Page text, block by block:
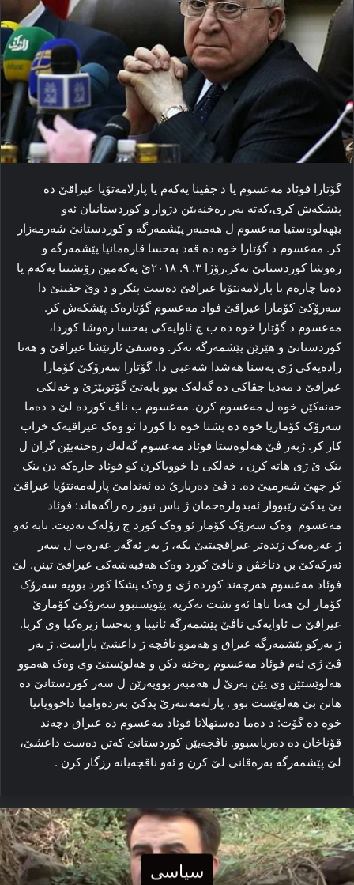
گۆتارا فوئاد مەعسوم یا د جڤینا یەكەم یا پارلامەتۆیا عیراقێ دە
پێشكەش كری،كەتە بەر رەخنەیێن دژوار و كوردستانیان ئەو
بێھەلوەستیا مەعسوم ل ھەمبەر پێشمەرگە و كوردستانێ شەرمەزار
كر. مەعسوم د گۆتارا خوە دە قەد بەحسا قارەمانیا پێشمەرگە و
رەوشا كوردستانێ نەكر.رۆژا ٣. ٩. ٢٠١٨ێ یه‌که‌مین رۆنشتنا یەكەم یا
ده‌ما چاره‌م یا پارلامه‌نتۆیا عیراقێ دەست پێكر و ‌د وێ جڤینێ دا
سه‌رۆکێ کۆمارا عیراقێ فواد مه‌عسوم گۆتاره‌ک پێشکه‌ش کر.
مه‌عسوم د گۆتارا خوه‌ ده‌ ب چ ئاوایه‌کی به‌حسا رەوشا کوردا،
کوردستانێ و هێزێن پێشمه‌رگه‌ نه‌کر. وه‌سفێ ئارتێشا عیراقێ و هه‌تا
راده‌یه‌کی ژی پەسنا هه‌شدا شه‌عبی دا. گۆتارا سه‌رۆکێ کۆمارا
عيراقێ د مه‌دیا جڤاکی ده‌ گه‌له‌ک بوو بابه‌تێ گۆتوبێژێ و خه‌لکی
حه‌نه‌کێن خوه‌ ل مه‌عسوم کرن. مه‌عسوم ب ناڤ کورده‌ لێ د ده‌ما
سه‌رۆک کۆماریا خوه‌ ده‌ پشتا خوه‌ دا کوردا ئو وه‌ک عیراقیه‌ک خراب
کار کر. ژبەر ڤێ هه‌لوه‌ستا فوئاد مه‌عسوم گەلەك رەخنه‌یێن گران ل
ینک ێ ژی هاته‌ کرن ، خه‌لکی دا خوویاکرن کو فوئاد جارەكە دن ینک
کر جهێ شه‌رمیێ ده‌. د ڤێ ده‌ربارێ ده‌ ئه‌ندامێ پارلەمه‌نتۆیا عیراقێ
یێ پدکێ رێبووار ئه‌بدولره‌حمان ژ باس نیوز رە راگه‌هاند: فوئاد
مه‌عسوم ‌ وه‌ک سه‌رۆک کۆمار ئو وه‌ک کورد چ رۆله‌ک نه‌دیت. نابه‌ ئه‌و
ژ عه‌ره‌به‌ک زێده‌تر عیراقچیتیێ بکه‌، ژ به‌ر ئه‌گه‌ر عه‌ره‌ب ل سه‌ر
ئه‌رکه‌کێ بن دئاخڤن و ناڤێ کورد وه‌ک هه‌ڤبه‌شه‌کی عیراقێ تینن. لێ
فوئاد مه‌عسوم هه‌رچه‌ند کوردە‌ ژی و وه‌ک پشکا کورد بوویه‌ سه‌رۆک
کۆمار لێ هه‌تا ناها ئه‌و تشت نه‌کریه‌. پێویستبوو سه‌رۆکێ کۆمارێ
عیراقێ ب ئاوایه‌کی ناڤێ پێشمه‌رگه‌ ئانیبا و به‌حسا زیره‌کیا وی کربا.
ژ به‌ركو پێشمه‌رگه‌ عیراق و هه‌موو ناڤچه‌ ژ داعشێ پاراست. ژ به‌ر
ڤێ ژی ئه‌م فوئاد مه‌عسوم رەخنه‌ دکن و هه‌لوێستێ وی وه‌ک هه‌موو
هه‌لوێستێن وی یێن به‌رێ ل هه‌مبه‌ر بوویه‌رێن ل سه‌ر کوردستانێ ده‌
هاتن بێ هه‌لوێست بوو . پارله‌مه‌نته‌رێ پدکێ به‌رده‌وامیا داخوویانیا
خوه‌ ده‌ گۆت: د ده‌ما ده‌ستهلاتا فوئاد مه‌عسوم ده‌ عیراق دچه‌ند
قۆناخان ده‌ ده‌رباسبوو. ناڤچه‌یێن کوردستانێ که‌تن ده‌ست داعشێ،
لێ پێشمه‌رگه‌ به‌ره‌ڤانی لێ کرن و ئه‌و ناڤچه‌یانه‌ رزگار کرن .
سیاسی